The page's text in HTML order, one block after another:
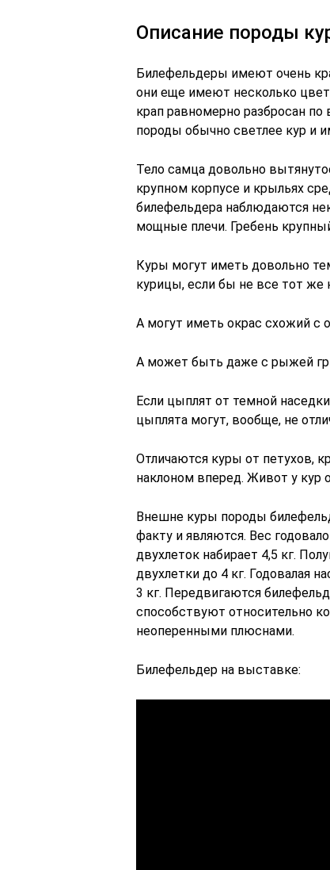
Описание породы
Билефельдеры имеют очень
они еще имеют несколько
крап равномерно разбросан
породы обычно светлее кур и
Тело самца довольно
крупном корпусе и крыльях
билефельдера наблюдаются
мощные плечи. Гребень
Куры могут иметь довольно
курицы, если бы не все тот же
А могут иметь окрас схожий с
А может быть даже с рыжей
Если цыплят от темной
цыплята могут, вообще, не
Отличаются куры от петухов,
наклоном вперед. Живот у кур
Внешне куры породы
факту и являются. Вес
двухлеток набирает 4,5 кг.
двухлетки до 4 кг. Годовалая
3 кг. Передвигаются
способствуют относительно
неоперенными плюснами.
Билефельдер на выставке: